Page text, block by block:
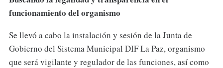
funcionamiento del organismo
Se llevó a cabo la instalación y sesión de la Junta de
Gobierno del Sistema Municipal DIF La Paz, organismo
que será vigilante y regulador de las funciones, así como